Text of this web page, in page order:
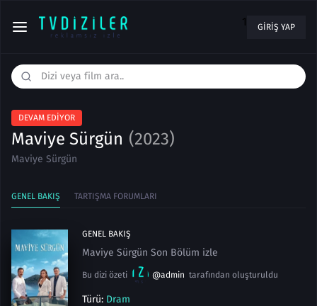
1 GIRIŞ YAP
DEVAM EDIYOR
Maviye Sürgün (2023)
Maviye Sürgün
GENEL BAKIŞ TARTIŞMA FORUMLARI
GENEL BAKIŞ
Maviye Sürgün Son Bölüm izle
Bu dizi özeti @admin tarafından oluşturuldu
Türü: Dram